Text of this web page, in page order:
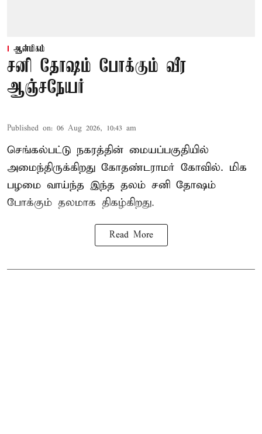
ஆன்மிகம்
சனி தோஷம் போக்கும் வீர
ஆஞ்சநேயர்
Published on: 06 Aug 2026, 10:43 am
செங்கல்பட்டு நகரத்தின் மையப்பகுதியில்
அமைந்திருக்கிறது கோதண்டராமர் கோவில். மிக
பழமை வாய்ந்த இந்த தலம் சனி தோஷம்
போக்கும் தலமாக திகழ்கிறது.
Read More